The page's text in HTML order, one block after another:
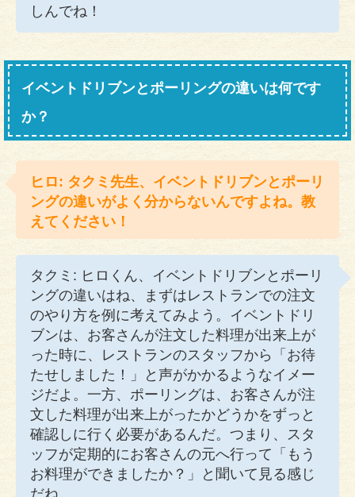
しんでね！
イベントドリブンとポーリングの違いは何です
か？
ヒロ: タクミ先生、イベントドリブンとポーリ
ングの違いがよく分からないんですよね。教
えてください！
タクミ: ヒロくん、イベントドリブンとポーリ
ングの違いはね、まずはレストランでの注文
のやり方を例に考えてみよう。イベントドリ
ブンは、お客さんが注文した料理が出来上が
った時に、レストランのスタッフから「お待
たせしました！」と声がかかるようなイメー
ジだよ。一方、ポーリングは、お客さんが注
文した料理が出来上がったかどうかをずっと
確認しに行く必要があるんだ。つまり、スタ
ッフが定期的にお客さんの元へ行って「もう
お料理ができましたか？」と聞いて見る感じ
だね。